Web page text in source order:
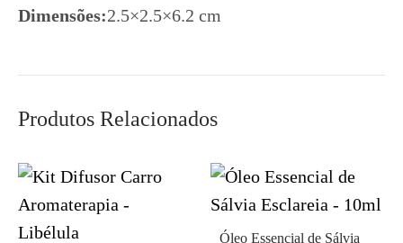
Dimensões:2.5×2.5×6.2 cm
Produtos Relacionados
Óleo Essencial de Sálvia